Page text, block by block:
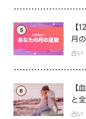
5
【
月
占い
6
【
と
キ
占い